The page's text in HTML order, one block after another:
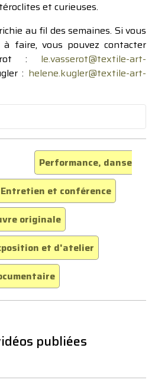
et curieuses.
au fil des semaines. Si vous
faire, vous pouvez contacter
: le.vasserot@textile-art-
: helene.kugler@textile-art-
Performance, danse
Entretien et conférence
originale
et d'atelier
publiées